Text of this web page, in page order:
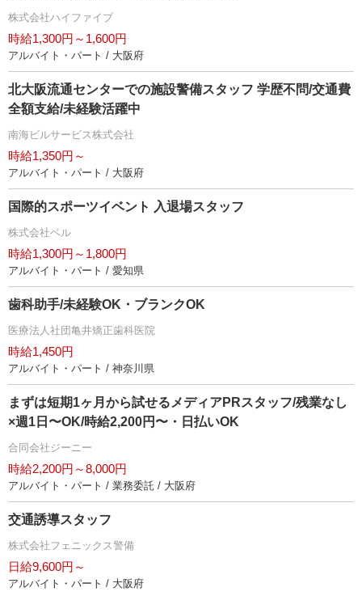
株式会社ハイファイブ
時給1,300円～1,600円
アルバイト・パート / 大阪府
北大阪流通センターでの施設警備スタッフ 学歴不問/交通費
全額支給/未経験活躍中
南海ビルサービス株式会社
時給1,350円～
アルバイト・パート / 大阪府
国際的スポーツイベント 入退場スタッフ
株式会社ベル
時給1,300円～1,800円
アルバイト・パート / 愛知県
歯科助手/未経験OK・ブランクOK
医療法人社団亀井矯正歯科医院
時給1,450円
アルバイト・パート / 神奈川県
まずは短期1ヶ月から試せるメディアPRスタッフ/残業なし
×週1日〜OK/時給2,200円〜・日払いOK
合同会社ジーニー
時給2,200円～8,000円
アルバイト・パート / 業務委託 / 大阪府
交通誘導スタッフ
株式会社フェニックス警備
日給9,600円～
アルバイト・パート / 大阪府